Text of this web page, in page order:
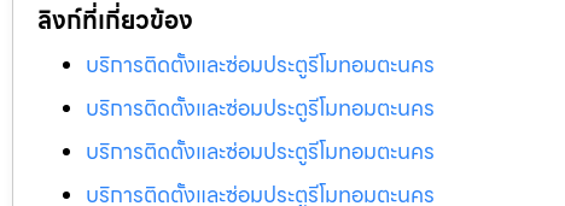
ลิงก์ที่เกี่ยวข้อง
บริการติดตั้งและซ่อมประตูรีโมทอมตะนคร
บริการติดตั้งและซ่อมประตูรีโมทอมตะนคร
บริการติดตั้งและซ่อมประตูรีโมทอมตะนคร
บริการติดตั้งและซ่อมประตูรีโมทอมตะนคร